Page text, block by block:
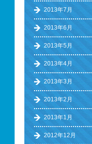
2013年7月
2013年6月
2013年5月
2013年4月
2013年3月
2013年2月
2013年1月
2012年12月